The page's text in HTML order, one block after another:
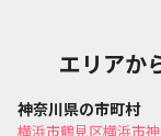
エリアか
神奈川県の市町村
横浜市鶴見区横浜市